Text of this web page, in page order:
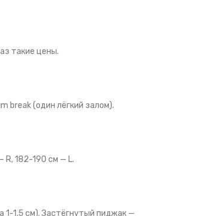
такие цены.
break (один лёгкий залом).
182-190 см — L.
1-1,5 см). Застёгнутый пиджак —